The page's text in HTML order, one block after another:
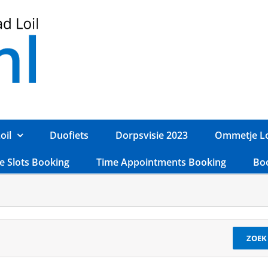
Duofiets Dorpsvisie 2023 Ommetje
Slots Booking Time Appointments Booking